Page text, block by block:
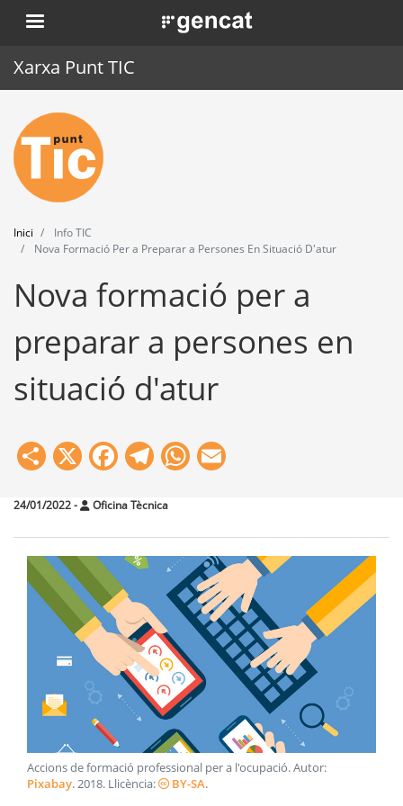
Vés
al
. Obre en una nova finestra.
Xarxa Punt TIC
Inici
Punt TIC
Actualitat
Agenda
Formació
Inici
Info TIC
Nova Formació Per a Preparar a Persones En Situació D'atur
Nova formació per a
preparar a persones en
situació d'atur
Share
X Facebook
Telegram
WhatsApp
24/01/2022- Oficina Tècnica
Accions de formació professional per a l'ocupació. Autor:
Pixabay.2018. Llicència: BY-SA.